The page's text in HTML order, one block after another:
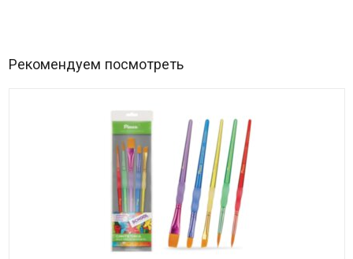
Рекомендуем посмотреть